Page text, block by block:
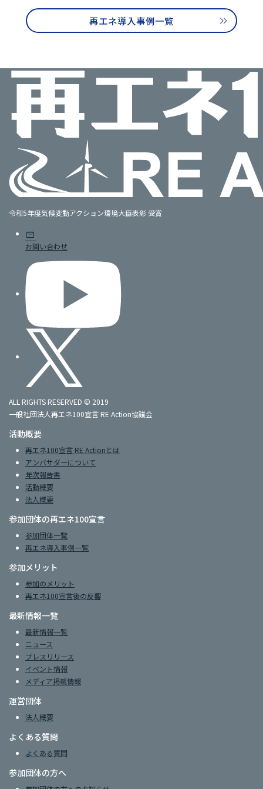
再エネ導入事例一覧
令和5年度気候変動アクション環境大臣表彰 受賞
mail
お問い合わせ
ALL RIGHTS RESERVED © 2019
一般社団法人再エネ100宣言 RE Action協議会
活動概要
再エネ100宣言 RE Actionとは
アンバサダーについて
年次報告書
活動概要
法人概要
参加団体の再エネ100宣言
参加団体一覧
再エネ導入事例一覧
参加メリット
参加のメリット
再エネ100宣言後の反響
最新情報一覧
最新情報一覧
ニュース
プレスリリース
イベント情報
メディア掲載情報
運営団体
法人概要
よくある質問
よくある質問
参加団体の方へ